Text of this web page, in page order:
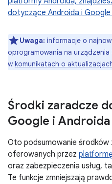
dotyczące Androida i
Uwaga: informacje o
oprogramowania na
w komunikatach o
Środki zaradcze
Google i Androida
Oto podsumowanie środków
oferowanych przez
oraz zabezpieczenia usług,
Te funkcje zmniejszają